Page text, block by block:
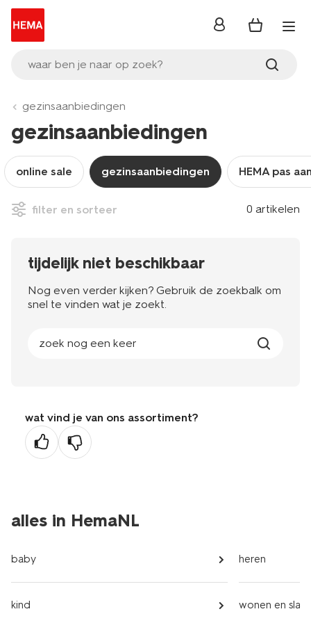
waar ben je naar op zoek?
inloggen
gezinsaanbiedingen
gezinsaanbiedingen
online sale gezinsaanbiedingen HEMA pas
filter en sorteer 0 artikelen
tijdelijk niet beschikbaar
Nog even verder kijken? Gebruik de zoekbalk om
snel te vinden wat je zoekt.
zoek nog een keer
wat vind je van ons assortiment?
alles in HemaNL
baby
kind
heren
wonen en